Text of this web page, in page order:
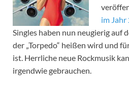
im Jahr
Singles haben nun neugierig auf
der „Torpedo“ heißen wird und
ist. Herrliche neue Rockmusik
irgendwie gebrauchen.